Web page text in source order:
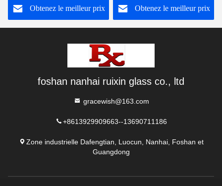
Obtenez le meilleur prix Obtenez le meilleur prix
foshan nanhai ruixin glass co., ltd
gracewish@163.com
+8613929909663--13690711186
Zone industrielle Dafengtian, Luocun, Nanhai, Foshan et
Guangdong